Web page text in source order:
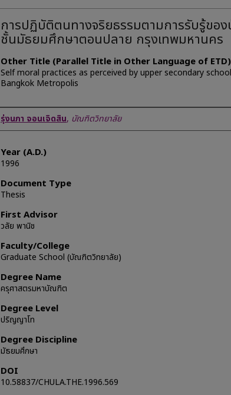
การปฏิบัติตนทางจริยธรรมตามการรับรู้ของ
ชั้นมัธยมศึกษาตอนปลาย กรุงเทพมหานคร
Other Title (Parallel Title in Other Language of ETD)
Self moral practices as perceived by upper secondary
Bangkok Metropolis
Author
รุ่งนภา จอนเจิดสิน, บัณฑิตวิทยาลัย
Year (A.D.)
1996
Document Type
Thesis
First Advisor
วลัย พานิช
Faculty/College
Graduate School (บัณฑิตวิทยาลัย)
Degree Name
ครุศาสตรมหาบัณฑิต
Degree Level
ปริญญาโท
Degree Discipline
มัธยมศึกษา
DOI
10.58837/CHULA.THE.1996.569